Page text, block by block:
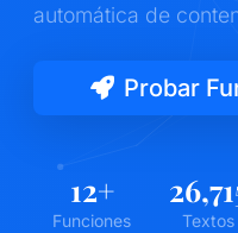
automática de
Probar
12+
Funciones
Textos